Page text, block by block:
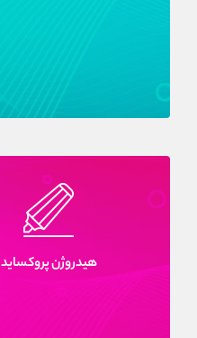
هيدروژن پروکسايد